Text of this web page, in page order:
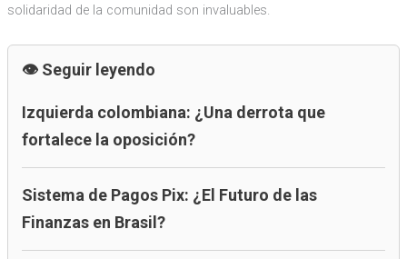
solidaridad de la comunidad son invaluables.
Seguir leyendo
Izquierda colombiana: ¿Una derrota que
fortalece la oposición?
Sistema de Pagos Pix: ¿El Futuro de las
Finanzas en Brasil?